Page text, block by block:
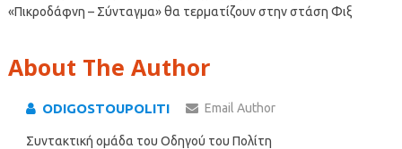
«Πικροδάφνη – Σύνταγμα» θα τερματίζουν στην στάση Φιξ
About The Author
ODIGOSTOUPOLITI Email Author
Συντακτική ομάδα του Οδηγού του Πολίτη